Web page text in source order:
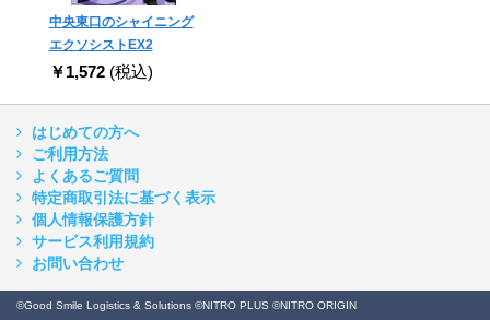
中央東口のシャイニング
エクソシストEX2
￥1,572 (税込)
はじめての方へ
ご利用方法
よくあるご質問
特定商取引法に基づく表示
個人情報保護方針
サービス利用規約
お問い合わせ
©Good Smile Logistics & Solutions ©NITRO PLUS ©NITRO ORIGIN